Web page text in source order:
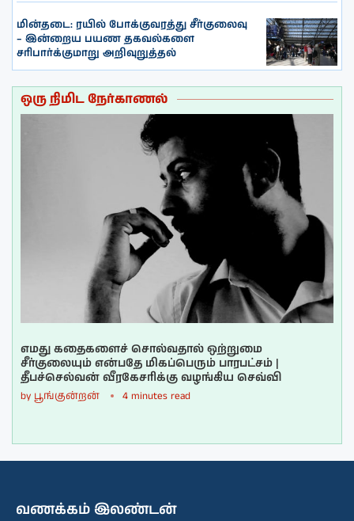
மின்தடை: ரயில் போக்குவரத்து சீர்குலைவு
– இன்றைய பயண தகவல்களை
சரிபார்க்குமாறு அறிவுறுத்தல்
ஒரு நிமிட நேர்காணல்
எமது கதைகளைச் சொல்வதால் ஒற்றுமை
சீர்குலையும் என்பதே மிகப்பெரும் பாரபட்சம் |
தீபச்செல்வன் வீரகேசரிக்கு வழங்கிய செவ்வி
by பூங்குன்றன் 4 minutes read
வணக்கம் இலண்டன்